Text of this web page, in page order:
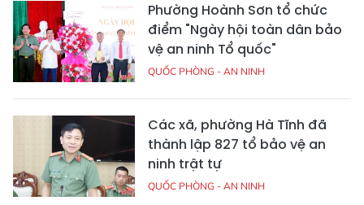
Phường Hoành Sơn tổ chức
điểm "Ngày hội toàn dân bảo
vệ an ninh Tổ quốc"
QUỐC PHÒNG - AN NINH
Các xã, phường Hà Tĩnh đã
thành lập 827 tổ bảo vệ an
ninh trật tự
QUỐC PHÒNG - AN NINH